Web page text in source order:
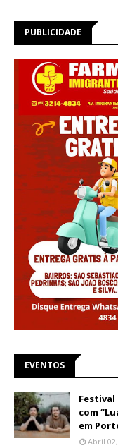
PUBLICIDADE
EVENTOS
Festival
com
em
Abril